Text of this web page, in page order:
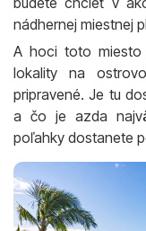
nádhernej miestnej
A hoci toto
lokality na
pripravené. Je tu
a čo je azda
poľahky dostanete